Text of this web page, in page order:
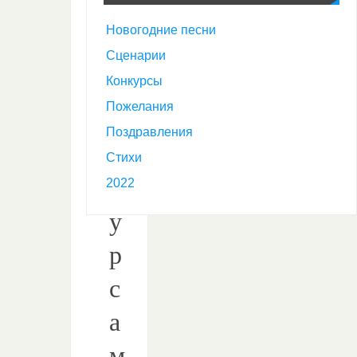
с
с
к
о
н
к
у
р
с
а
Новогодние песни
Сценарии
Конкурсы
Пожелания
Поздравления
Стихи
2022